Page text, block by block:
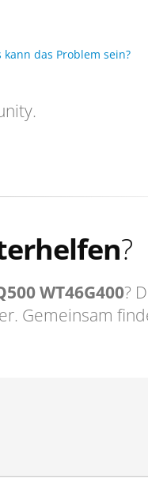
das Problem sein?
?
WT46G400?
Gemeinsam